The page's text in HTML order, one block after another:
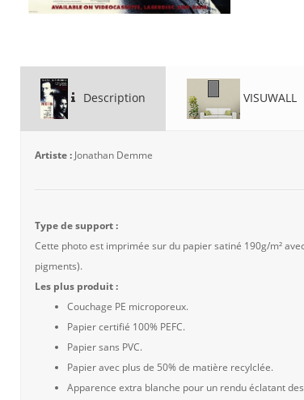
Description VISUWALL
Artiste : Jonathan Demme
Type de support :
Cette photo est imprimée sur du papier satiné 190g/m²
pigments).
Les plus produit :
Couchage PE microporeux.
Papier certifié 100% PEFC.
Papier sans PVC.
Papier avec plus de 50% de matière recylclée.
Apparence extra blanche pour un rendu éclatant